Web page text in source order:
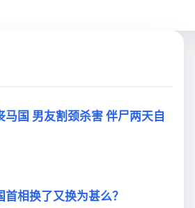
马国 男友割颈杀害 伴尸两天自
相换了又换为甚么？